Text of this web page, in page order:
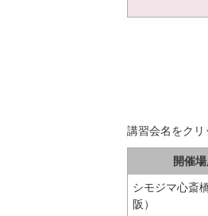
講習会名をクリ
開催
シモジマ心斎
阪）